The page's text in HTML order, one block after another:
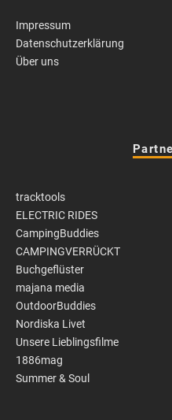
Impressum
Datenschutzerklärung
Über uns
tracktools
ELECTRIC RIDES
CampingBuddies
CAMPINGVERRÜCKT
Buchgeflüster
majana media
OutdoorBuddies
Nordiska Livet
Unsere Lieblingsfilme
1886mag
Summer & Soul